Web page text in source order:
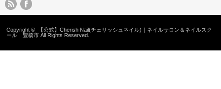
ネイルデザイン11
Copyright ©
【公式】Cherish Nail(チェリッシュネイル)｜ネイルサロン＆ネイルスク
ール｜豊橋市 All Rights Reserved.